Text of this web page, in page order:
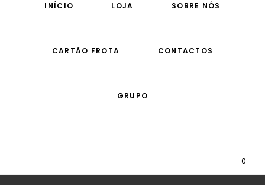
INÍCIO LOJA SOBRE NÓS
CARTÃO FROTA CONTACTOS
GRUPO
0